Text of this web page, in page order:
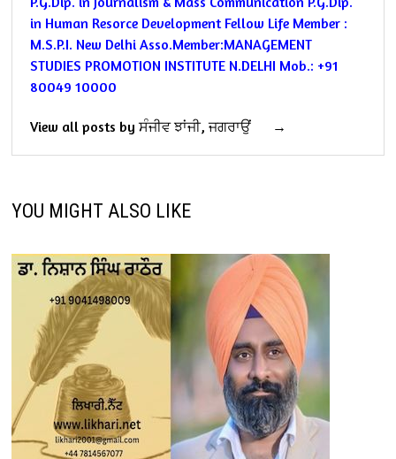
in Human Resorce Development Fellow Life Member :
M.S.P.I. New Delhi Asso.Member:MANAGEMENT
STUDIES PROMOTION INSTITUTE N.DELHI Mob.: +91
80049 10000
View all posts by ਸੰਜੀਵ ਝਾਂਜੀ, ਜਗਰਾਉਂ →
YOU MIGHT ALSO LIKE